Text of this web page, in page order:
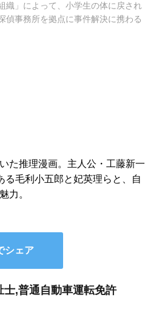
織」によって、小学生の体に戻され
偵事務所を拠点に事件解決に携わる
た推理漫画。主人公・工藤新一
る毛利小五郎と妃英理らと、自
力。
シェア
士,普通自動車運転免許